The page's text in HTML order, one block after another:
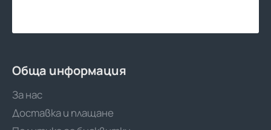
Обща информация
За нас
Доставка и плащане